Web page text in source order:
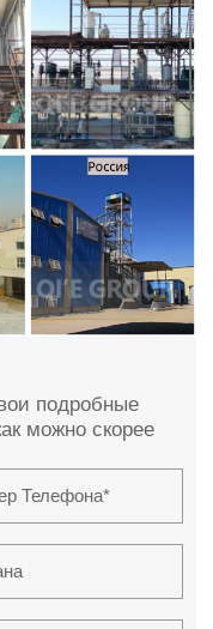
подробные
можно скорее